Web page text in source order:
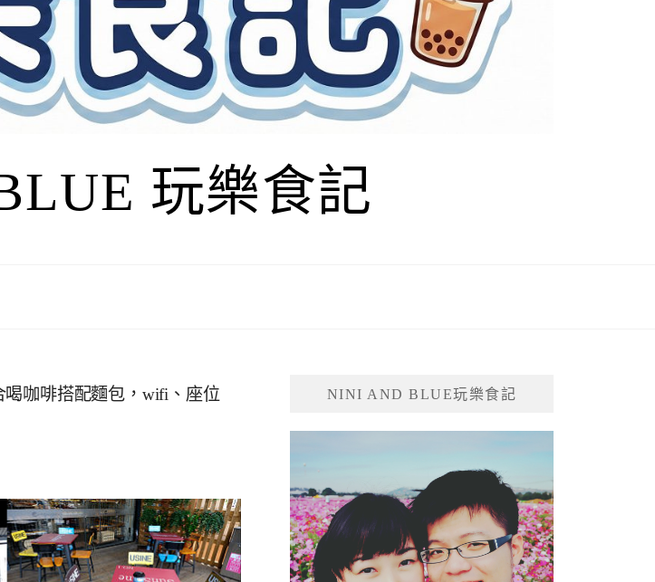
玩樂食記
喝咖啡搭配麵包，wifi、座位
NINI AND BLUE玩樂食記